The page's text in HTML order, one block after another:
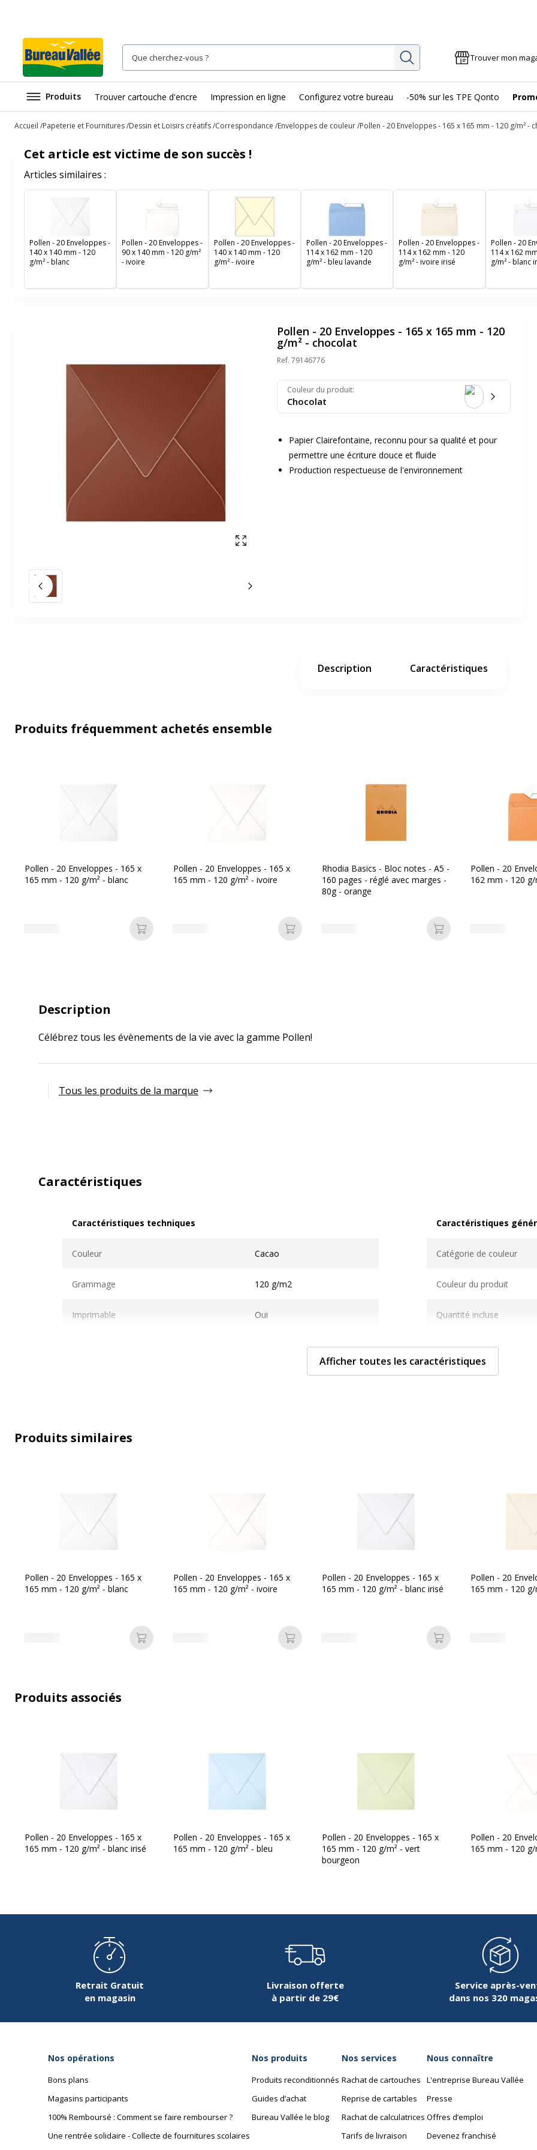
Rechercher Trouver mon
Produits Trouver cartouche d'encre Impression en ligne Configurez votre bureau -50% sur les TPE Qonto
Accueil Papeterie et Fournitures Dessin et Loisirs créatifs Correspondance Enveloppes de couleur Pollen - 20 Enveloppes - 165 x 165 mm - 120 g/m² -
Cet article est victime de son succès !
Articles similaires :
Pollen - 20 Enveloppes -
140 x 140 mm - 120
g/m² - blanc
Pollen - 20 Enveloppes -
90 x 140 mm - 120 g/m²
- ivoire
Pollen - 20 Enveloppes -
140 x 140 mm - 120
g/m² - ivoire
Pollen - 20 Enveloppes -
114 x 162 mm - 120
g/m² - bleu lavande
Pollen - 20 Enveloppes -
114 x 162 mm - 120
g/m² - ivoire irisé
Pollen - 20
114 x 162
g/m² - blanc
Afficher en plein écran
Slide précédent Slide suivant
Pollen - 20 Enveloppes - 165 x 165 mm - 120
g/m² - chocolat
Ref. 79146776
Couleur du produit:
Chocolat
Papier Clairefontaine, reconnu pour sa qualité et pour
permettre une écriture douce et fluide
Production respectueuse de l'environnement
Description Caractéristiques
Produits fréquemment achetés ensemble
Pollen - 20 Enveloppes - 165 x
165 mm - 120 g/m² - blanc
Ajouter au panier
Pollen - 20 Enveloppes - 165 x
165 mm - 120 g/m² - ivoire
Ajouter au panier
Rhodia Basics - Bloc notes - A5 -
160 pages - réglé avec marges -
80g - orange
Ajouter au panier
Pollen - 20
162 mm - 120
Description
Célébrez tous les évènements de la vie avec la gamme Pollen!
Tous les produits de la marque
Caractéristiques
Caractéristiques techniques
Couleur Cacao
Grammage 120 g/m2
Imprimable Oui
165 x 165 mm
Caractéristiques
Catégorie de couleur
Couleur du produit
Quantité incluse
Type de produit
Type de rabat
Données d'identification
Code barre maitre
Référence produit fabricant 5233C
Afficher toutes les caractéristiques
Produits similaires
Pollen - 20 Enveloppes - 165 x
165 mm - 120 g/m² - blanc
Ajouter au panier
Pollen - 20 Enveloppes - 165 x
165 mm - 120 g/m² - ivoire
Ajouter au panier
Pollen - 20 Enveloppes - 165 x
165 mm - 120 g/m² - blanc irisé
Ajouter au panier
Pollen - 20
165 mm - 120 g/
Produits associés
Pollen - 20 Enveloppes - 165 x
165 mm - 120 g/m² - blanc irisé
Pollen - 20 Enveloppes - 165 x
165 mm - 120 g/m² - bleu
Pollen - 20 Enveloppes - 165 x
165 mm - 120 g/m² - vert
bourgeon
Pollen - 20
165 mm - 120 g/
Retrait Gratuit
en magasin
Livraison offerte
à partir de 29€
Service après-
dans nos 320
Nos opérations
Bons plans
Magasins participants
100% Remboursé : Comment se faire rembourser ?
Une rentrée solidaire - Collecte de fournitures scolaires
Nos produits
Produits reconditionnés
Guides d’achat
Bureau Vallée le blog
Nos services
Rachat de cartouches
Reprise de cartables
Rachat de calculatrices
Tarifs de livraison
Nous connaître
L'entreprise Bureau Vallée
Presse
Offres d’emploi
Devenez franchisé